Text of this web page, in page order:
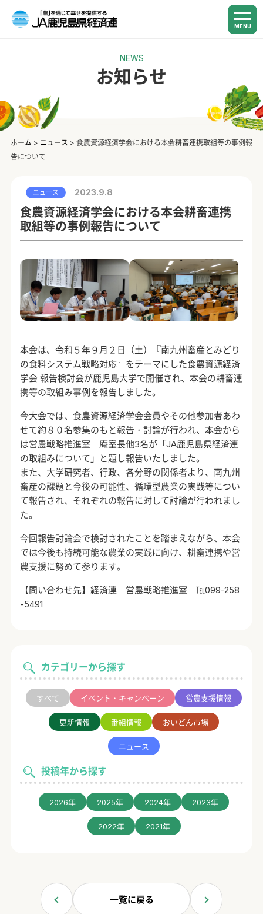
MENU
NEWS
お知らせ
ホーム > ニュース > 食農資源経済学会における本会耕畜連携取組等の事例報
告について
カテゴリーから探す
すべて イベント・キャンペーン 営農支援情報
更新情報 番組情報 おいどん市場
ニュース
投稿年から探す
2026年 2025年 2024年 2023年
2022年 2021年
ニュース 2023.9.8
食農資源経済学会における本会耕畜連携
取組等の事例報告について
本会は、令和５年９月２日（土）『南九州畜産とみどり
の食料システム戦略対応』をテーマにした食農資源経済
学会 報告検討会が鹿児島大学で開催され、本会の耕畜連
携等の取組み事例を報告しました。
今大会では、食農資源経済学会会員やその他参加者あわ
せて約８０名参集のもと報告・討論が行われ、本会から
は営農戦略推進室 庵室長他3名が「JA鹿児島県経済連
の取組みについて」と題し報告いたしました。
また、大学研究者、行政、各分野の関係者より、南九州
畜産の課題と今後の可能性、循環型農業の実践等につい
て報告され、それぞれの報告に対して討論が行われまし
た。
今回報告討論会で検討されたことを踏まえながら、本会
では今後も持続可能な農業の実践に向け、耕畜連携や営
農支援に努めて参ります。
【問い合わせ先】経済連 営農戦略推進室 ℡099-258
-5491
一覧に戻る